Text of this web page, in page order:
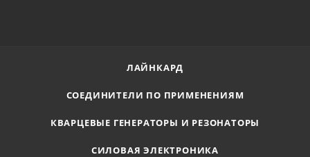
ЛАЙНКАРД
СОЕДИНИТЕЛИ ПО ПРИМЕНЕНИЯМ
КВАРЦЕВЫЕ ГЕНЕРАТОРЫ И РЕЗОНАТОРЫ
СИЛОВАЯ ЭЛЕКТРОНИКА